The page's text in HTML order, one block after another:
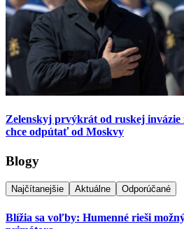
Zelenskyj prvýkrát od ruskej
chce odpútať od Moskvy
Blogy
Najčítanejšie Aktuálne Odporúčané
Blížia sa voľby: Humenné rieši